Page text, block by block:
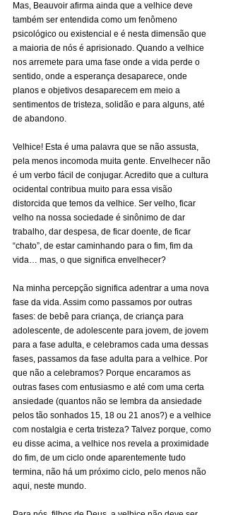
Mas, Beauvoir afirma ainda que a velhice deve
também ser entendida como um fenômeno
psicológico ou existencial e é nesta dimensão que
a maioria de nós é aprisionado. Quando a velhice
nos arremete para uma fase onde a vida perde o
sentido, onde a esperança desaparece, onde
planos e objetivos desaparecem em meio a
sentimentos de tristeza, solidão e para alguns, até
de abandono.
Velhice! Esta é uma palavra que se não assusta,
pela menos incomoda muita gente. Envelhecer não
é um verbo fácil de conjugar. Acredito que a cultura
ocidental contribua muito para essa visão
distorcida que temos da velhice. Ser velho, ficar
velho na nossa sociedade é sinônimo de dar
trabalho, dar despesa, de ficar doente, de ficar
“chato”, de estar caminhando para o fim, fim da
vida… mas, o que significa envelhecer?
Na minha percepção significa adentrar a uma nova
fase da vida. Assim como passamos por outras
fases: de bebê para criança, de criança para
adolescente, de adolescente para jovem, de jovem
para a fase adulta, e celebramos cada uma dessas
fases, passamos da fase adulta para a velhice. Por
que não a celebramos? Porque encaramos as
outras fases com entusiasmo e até com uma certa
ansiedade (quantos não se lembra da ansiedade
pelos tão sonhados 15, 18 ou 21 anos?) e a velhice
com nostalgia e certa tristeza? Talvez porque, como
eu disse acima, a velhice nos revela a proximidade
do fim, de um ciclo onde aparentemente tudo
termina, não há um próximo ciclo, pelo menos não
aqui, neste mundo.